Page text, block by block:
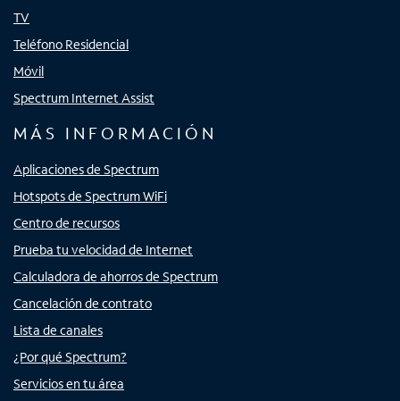
TV
Teléfono Residencial
Móvil
Spectrum Internet Assist
MÁS INFORMACIÓN
Aplicaciones de Spectrum
Hotspots de Spectrum WiFi
Centro de recursos
Prueba tu velocidad de Internet
Calculadora de ahorros de Spectrum
Cancelación de contrato
Lista de canales
¿Por qué Spectrum?
Servicios en tu área